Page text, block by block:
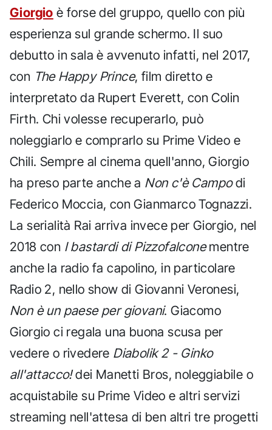
Giorgio è forse del gruppo, quello con più
esperienza sul grande schermo. Il suo
debutto in sala è avvenuto infatti, nel 2017,
con The Happy Prince, film diretto e
interpretato da Rupert Everett, con Colin
Firth. Chi volesse recuperarlo, può
noleggiarlo e comprarlo su Prime Video e
Chili. Sempre al cinema quell'anno, Giorgio
ha preso parte anche a Non c'è Campodi
Federico Moccia, con Gianmarco Tognazzi.
La serialità Rai arriva invece per Giorgio, nel
2018 con I bastardi di Pizzofalconementre
anche la radio fa capolino, in particolare
Radio 2, nello show di Giovanni Veronesi,
Non è un paese per giovani. Giacomo
Giorgio ci regala una buona scusa per
vedere o rivedere Diabolik 2 - Ginko
all'attacco!dei Manetti Bros, noleggiabile o
acquistabile su Prime Video e altri servizi
streaming nell'attesa di ben altri tre progetti